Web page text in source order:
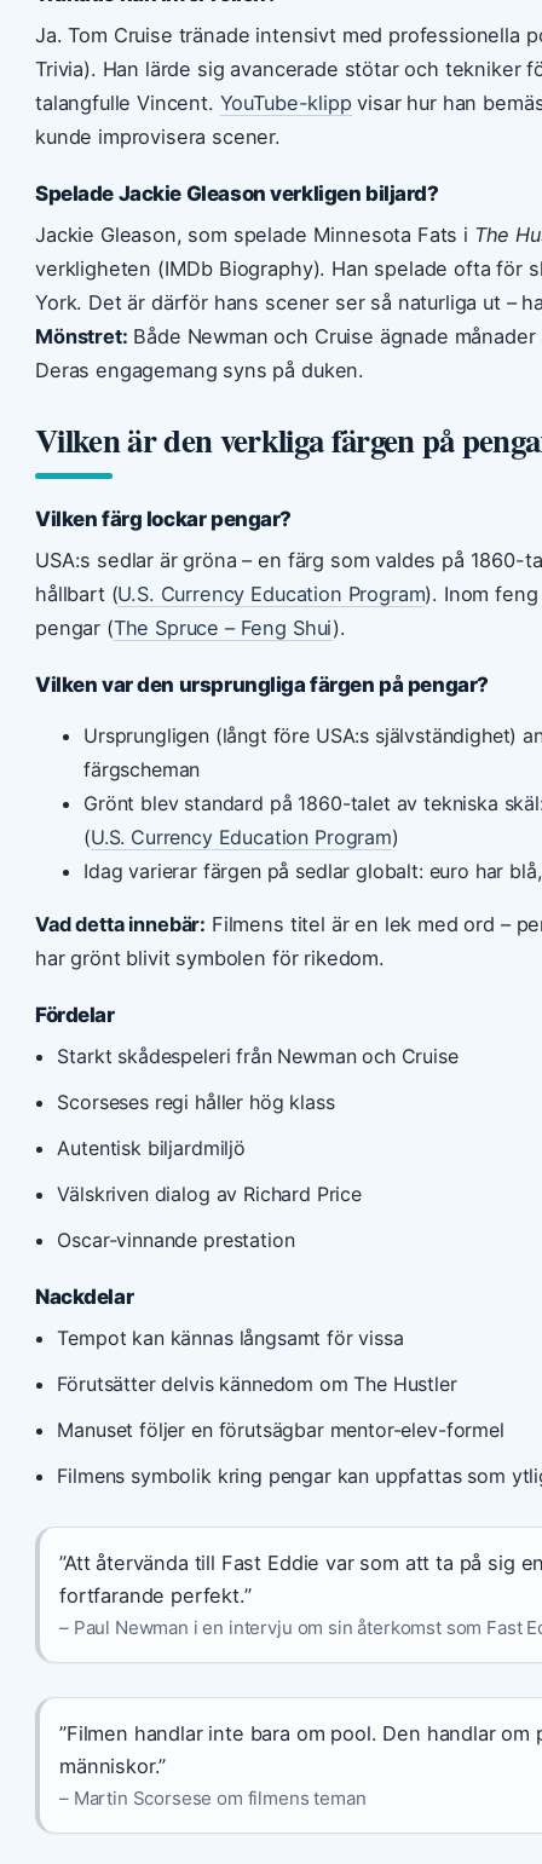
Ja. Tom Cruise tränade intensivt med professionella
Trivia). Han lärde sig avancerade stötar och tekniker
talangfulle Vincent. YouTube-klipp visar hur han
kunde improvisera scener.
Spelade Jackie Gleason verkligen biljard?
Jackie Gleason, som spelade Minnesota Fats i The
verkligheten (IMDb Biography). Han spelade ofta för
York. Det är därför hans scener ser så naturliga ut –
Mönstret: Både Newman och Cruise ägnade
Deras engagemang syns på duken.
Vilken är den verkliga färgen på
Vilken färg lockar pengar?
USA:s sedlar är gröna – en färg som valdes på
hållbart (U.S. Currency Education Program). Inom
pengar (The Spruce – Feng Shui).
Vilken var den ursprungliga färgen på pengar?
Ursprungligen (långt före USA:s självständighet)
färgscheman
Grönt blev standard på 1860-talet av tekniska
(U.S. Currency Education Program)
Idag varierar färgen på sedlar globalt: euro har
Vad detta innebär: Filmens titel är en lek med ord –
har grönt blivit symbolen för rikedom.
Fördelar
Starkt skådespeleri från Newman och Cruise
Scorseses regi håller hög klass
Autentisk biljardmiljö
Välskriven dialog av Richard Price
Oscar-vinnande prestation
Nackdelar
Tempot kan kännas långsamt för vissa
Förutsätter delvis kännedom om The Hustler
Manuset följer en förutsägbar mentor-elev-formel
Filmens symbolik kring pengar kan uppfattas som
”Att återvända till Fast Eddie var som att ta på sig
fortfarande perfekt.”
– Paul Newman i en intervju om sin återkomst som Fast
”Filmen handlar inte bara om pool. Den handlar
människor.”
– Martin Scorsese om filmens teman